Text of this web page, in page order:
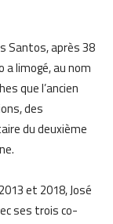
Santos, après 38
a limogé, au nom
que l’ancien
des
du deuxième
et 2018, José
ses trois co-